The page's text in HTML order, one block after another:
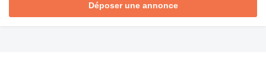
Déposer une annonce